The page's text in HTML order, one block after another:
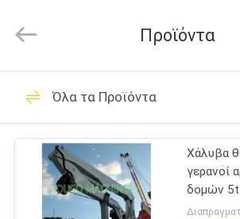
ΣΠΊΤΙ
ΠΡΟΪΌΝΤΑ
ΒΊΝΤΕΟ
GROUP
Rights
Κάδος
γερανών
Προϊόντα
Όλα τα Προϊόντα
Χάλυβα
γερανοί
δομών 5t